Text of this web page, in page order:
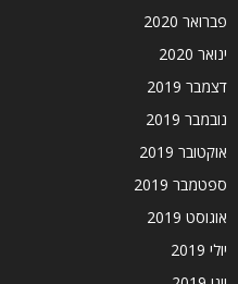
פברואר 2020
ינואר 2020
דצמבר 2019
נובמבר 2019
אוקטובר 2019
ספטמבר 2019
אוגוסט 2019
יולי 2019